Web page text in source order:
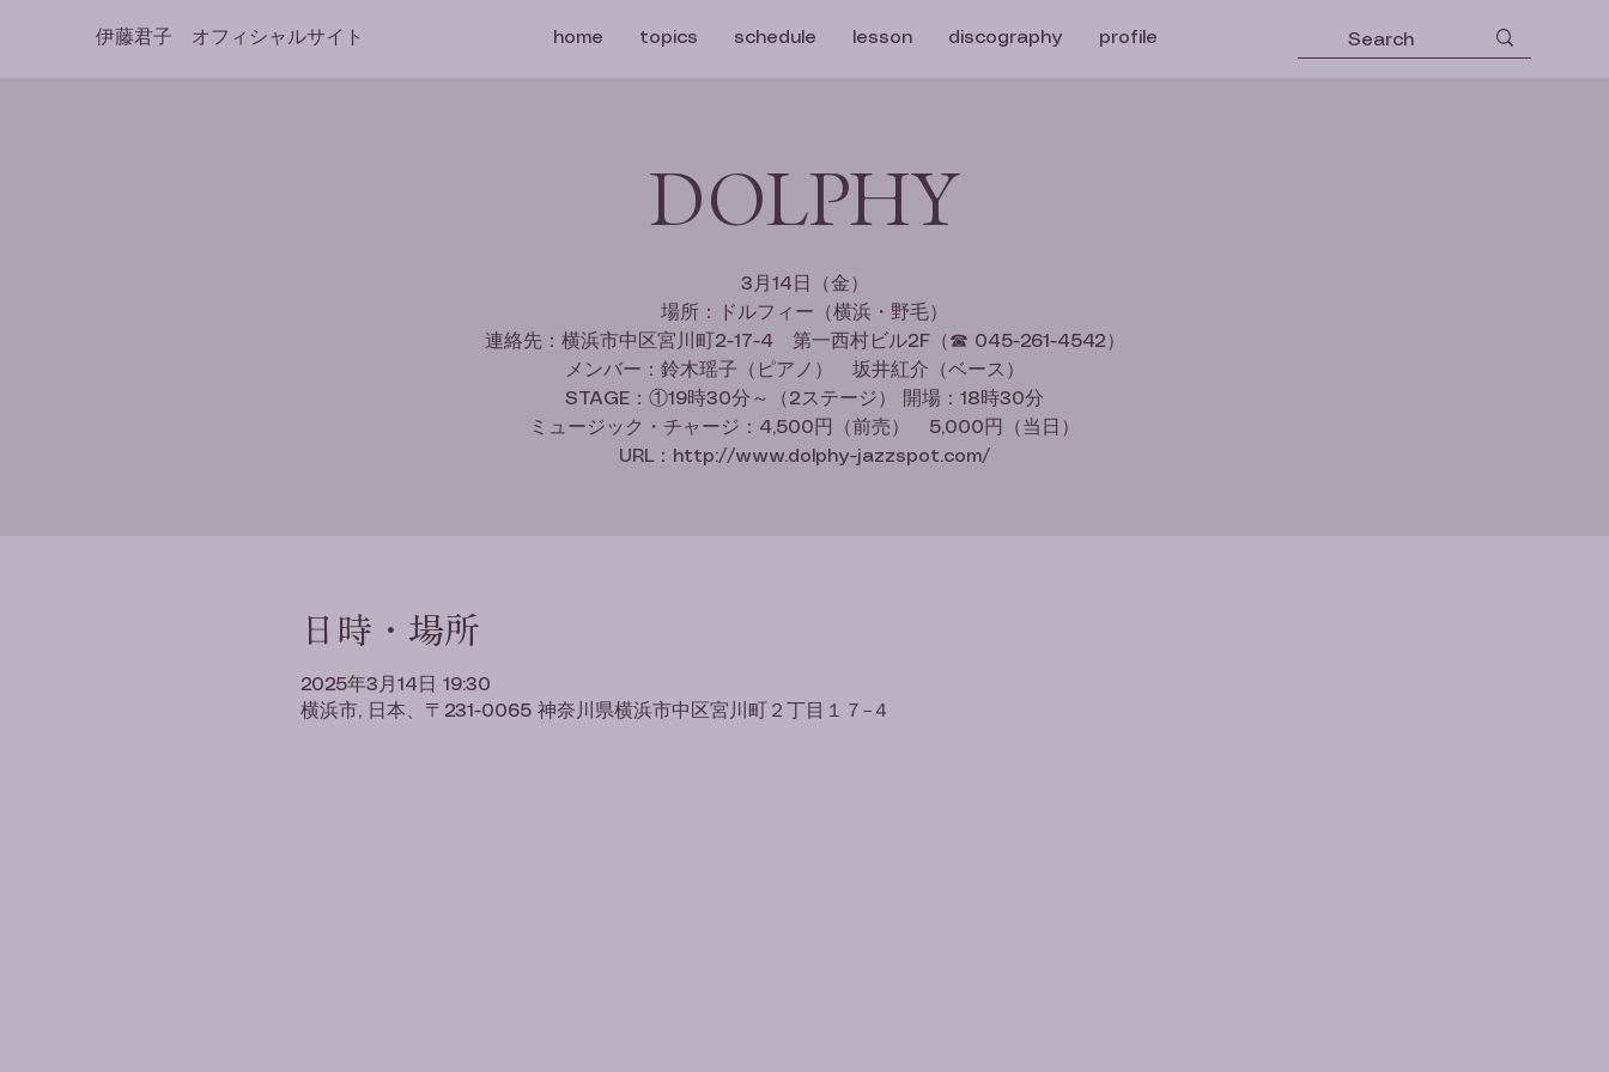
伊藤君子 オフィシャルサイト home topics schedule lesson discography profile
DOLPHY
3月14日（金）
場所：ドルフィー（横浜・野毛）
連絡先：横浜市中区宮川町2-17-4 第一西村ビル2F（☎ 045-261-4542）
メンバー：鈴木瑶子（ピアノ） 坂井紅介（ベース）
STAGE：①19時30分～（2ステージ） 開場：18時30分
ミュージック・チャージ：4,500円（前売） 5,000円（当日）
URL：http://www.dolphy-jazzspot.com/
日時・場所
2025年3月14日 19:30
横浜市, 日本、〒231-0065 神奈川県横浜市中区宮川町２丁目１７−４